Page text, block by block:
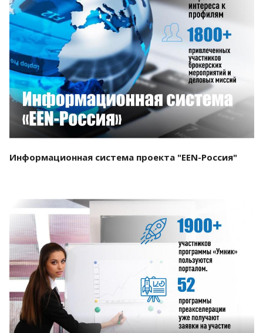
Смотреть проект
Информационная система проекта "EEN-Россия"
Смотреть проект